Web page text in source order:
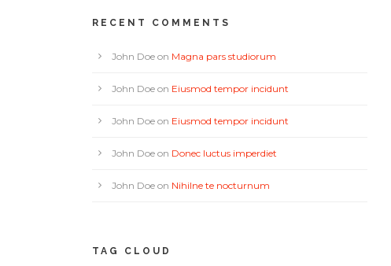
RECENT COMMENTS
John Doe on Magna pars studiorum
John Doe on Eiusmod tempor incidunt
John Doe on Eiusmod tempor incidunt
John Doe on Donec luctus imperdiet
John Doe on Nihilne te nocturnum
TAG CLOUD